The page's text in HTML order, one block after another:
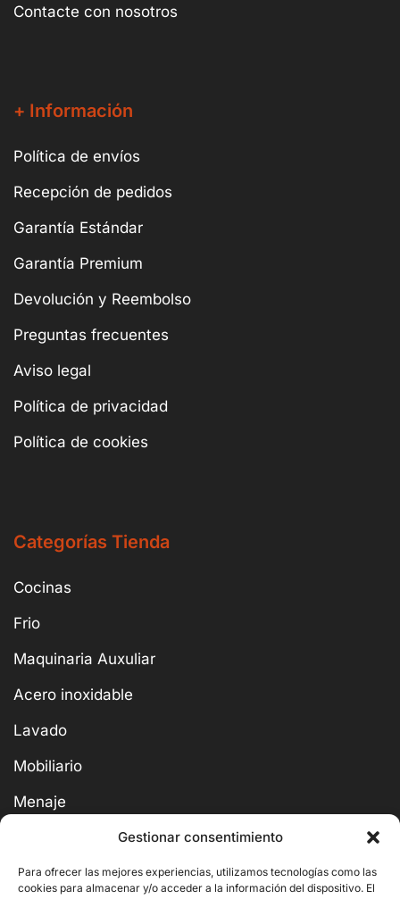
Gestionar consentimiento
Para ofrecer las mejores experiencias, utilizamos tecnologías como las
cookies para almacenar y/o acceder a la información del dispositivo. El
Contacte con nosotros
+ Información
Política de envíos
Recepción de pedidos
Garantía Estándar
Garantía Premium
Devolución y Reembolso
Preguntas frecuentes
Aviso legal
Política de privacidad
Política de cookies
Categorías Tienda
Cocinas
Frio
Maquinaria Auxuliar
Acero inoxidable
Lavado
Mobiliario
Menaje